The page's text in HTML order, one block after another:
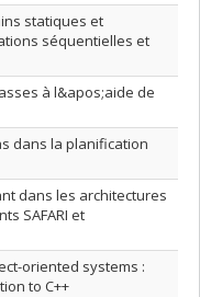
statiques et
séquentielles et
à l&apos;aide de
dans la planification
dans les architectures
SAFARI et
oriented systems :
to C++